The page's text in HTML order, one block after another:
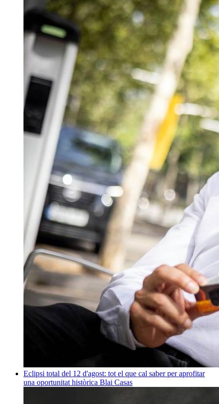
Eclipsi total del 12 d'agost: tot el que cal saber per aprofitar
una oportunitat històrica Blai Casas